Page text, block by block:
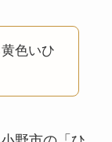
色いひ